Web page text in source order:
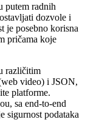
putem radnih
dozvole i
je posebno korisna
pričama koje
različitim
video) i JSON,
platforme.
sa end-to-end
sigurnost podataka